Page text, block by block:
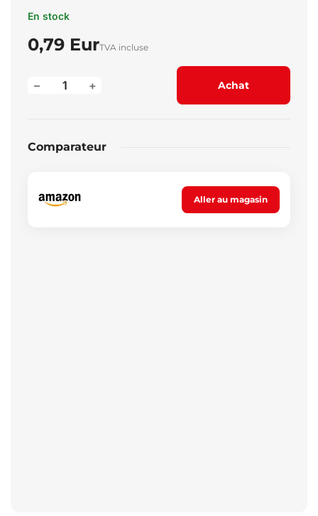
En stock
0,79 EurTVA incluse
+
– Achat
Comparateur
Aller au magasin